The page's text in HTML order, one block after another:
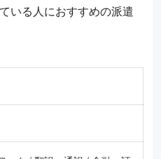
いる人におすすめの派遣